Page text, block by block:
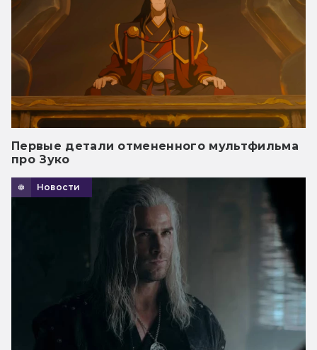
Первые детали отмененного мультфильма
про Зуко
Новости